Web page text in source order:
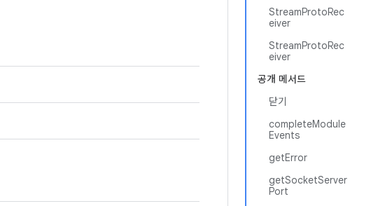
StreamProtoRec
eiver
StreamProtoRec
eiver
공개 메서드
닫기
completeModule
Events
getError
getSocketServer
Port